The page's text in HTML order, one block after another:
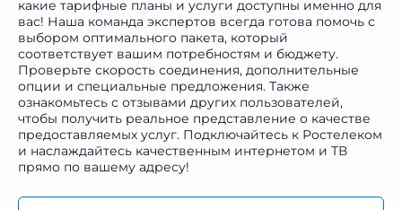
какие тарифные планы и услуги доступны именно для
вас! Наша команда экспертов всегда готова помочь с
выбором оптимального пакета, который
соответствует вашим потребностям и бюджету.
Проверьте скорость соединения, дополнительные
опции и специальные предложения. Также
ознакомьтесь с отзывами других пользователей,
чтобы получить реальное представление о качестве
предоставляемых услуг. Подключайтесь к Ростелеком
и наслаждайтесь качественным интернетом и ТВ
прямо по вашему адресу!